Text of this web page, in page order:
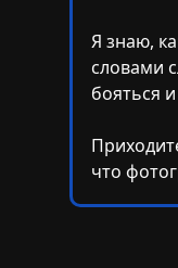
Я знаю,
словами
бояться
что